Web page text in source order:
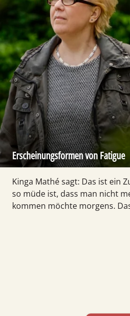
Erscheinungsformen von Fatigue
Kinga Mathé sagt: Das ist ein
so müde ist, dass man nicht
kommen möchte morgens.